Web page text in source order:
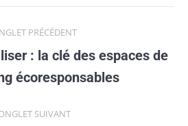
PRÉCÉDENT
Onglet
précédent
: la clé des espaces de
écoresponsables
SUIVANT